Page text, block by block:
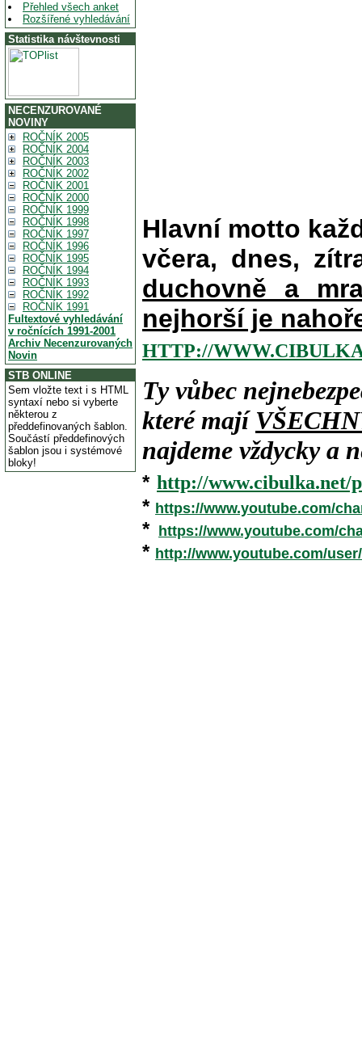
Přehled všech anket
Rozšířené vyhledávání
Statistika návštevnosti
NECENZUROVANÉ
NOVINY
ROČNÍK 2005
ROČNÍK 2004
ROČNÍK 2003
ROČNÍK 2002
ROČNÍK 2001
ROČNÍK 2000
ROČNÍK 1999
ROČNÍK 1998
ROČNÍK 1997
ROČNÍK 1996
ROČNÍK 1995
ROČNÍK 1994
ROČNÍK 1993
ROČNÍK 1992
ROČNÍK 1991
Fultextové vyhledávání
v ročnících 1991-2001
Archiv Necenzurovaných
Novin
STB ONLINE
Sem vložte text i s HTML
syntaxí nebo si vyberte
některou z
předdefinovaných šablon.
Součástí předdefinových
šablon jsou i systémové
bloky!
Hlavní motto
včera, dnes,
duchovně a
nejhorší je
HTTP://
Ty vůbec
které mají
najdeme vždycky a
* http://www.cibulka.net/
* https://www.youtube.com/
* https://www.youtube.com/
* http://www.youtube.com/